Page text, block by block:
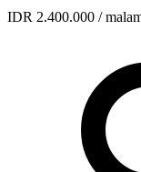
IDR 2.400.000 /